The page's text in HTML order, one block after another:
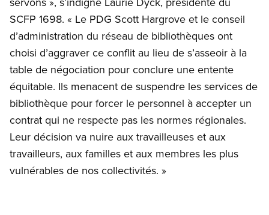
SCFP 1698. « Le PDG Scott Hargrove et le conseil
d’administration du réseau de bibliothèques ont
choisi d’aggraver ce conflit au lieu de s’asseoir à la
table de négociation pour conclure une entente
équitable. Ils menacent de suspendre les services de
bibliothèque pour forcer le personnel à accepter un
contrat qui ne respecte pas les normes régionales.
Leur décision va nuire aux travailleuses et aux
travailleurs, aux familles et aux membres les plus
vulnérables de nos collectivités. »